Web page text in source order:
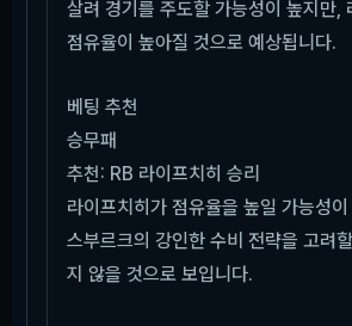
살려 경기를 주도할 가능성이 높지만,
점유율이 높아질 것으로 예상됩니다.
베팅 추천
승무패
추천: RB 라이프치히 승리
라이프치히가 점유율을 높일 가능성
스부르크의 강인한 수비 전략을 고려
지 않을 것으로 보입니다.